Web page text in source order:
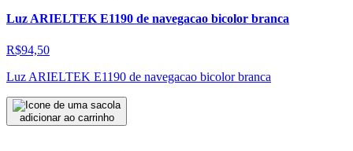
Luz ARIELTEK E1190 de navegacao bicolor branca
R$94,50
Luz ARIELTEK E1190 de navegacao bicolor branca
adicionar ao carrinho